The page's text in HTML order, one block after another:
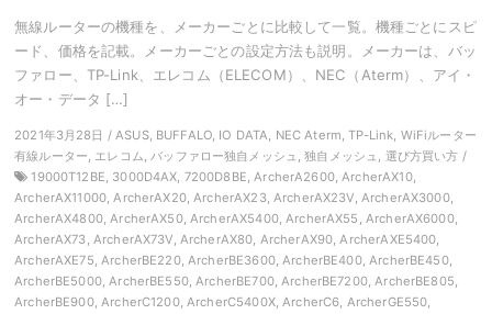
無線ルーターの機種を、メーカーごとに比較して一覧。機種ごとにスピ
ード、価格を記載。メーカーごとの設定方法も説明。メーカーは、バッ
ファロー、TP-Link、エレコム（ELECOM）、NEC（Aterm）、アイ・
オー・データ […]
2021年3月28日 / ASUS, BUFFALO, IO DATA, NEC Aterm, TP-Link, WiFiルーター
有線ルーター, エレコム, バッファロー独自メッシュ, 独自メッシュ, 選び方買い方 /
19000T12BE, 3000D4AX, 7200D8BE, ArcherA2600, ArcherAX10,
ArcherAX11000, ArcherAX20, ArcherAX23, ArcherAX23V, ArcherAX3000,
ArcherAX4800, ArcherAX50, ArcherAX5400, ArcherAX55, ArcherAX6000,
ArcherAX73, ArcherAX73V, ArcherAX80, ArcherAX90, ArcherAXE5400,
ArcherAXE75, ArcherBE220, ArcherBE3600, ArcherBE400, ArcherBE450,
ArcherBE5000, ArcherBE550, ArcherBE700, ArcherBE7200, ArcherBE805,
ArcherBE900, ArcherC1200, ArcherC5400X, ArcherC6, ArcherGE550,